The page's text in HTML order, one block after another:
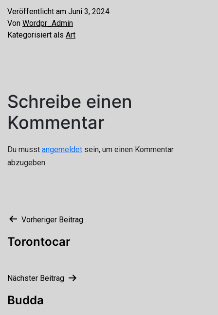
Veröffentlicht am Juni 3, 2024
Von Wordpr_Admin
Kategorisiert als Art
Schreibe einen
Kommentar
Du musst angemeldet sein, um einen Kommentar
abzugeben.
Beitragsnavigation
Vorheriger Beitrag
Torontocar
Nächster Beitrag
Budda